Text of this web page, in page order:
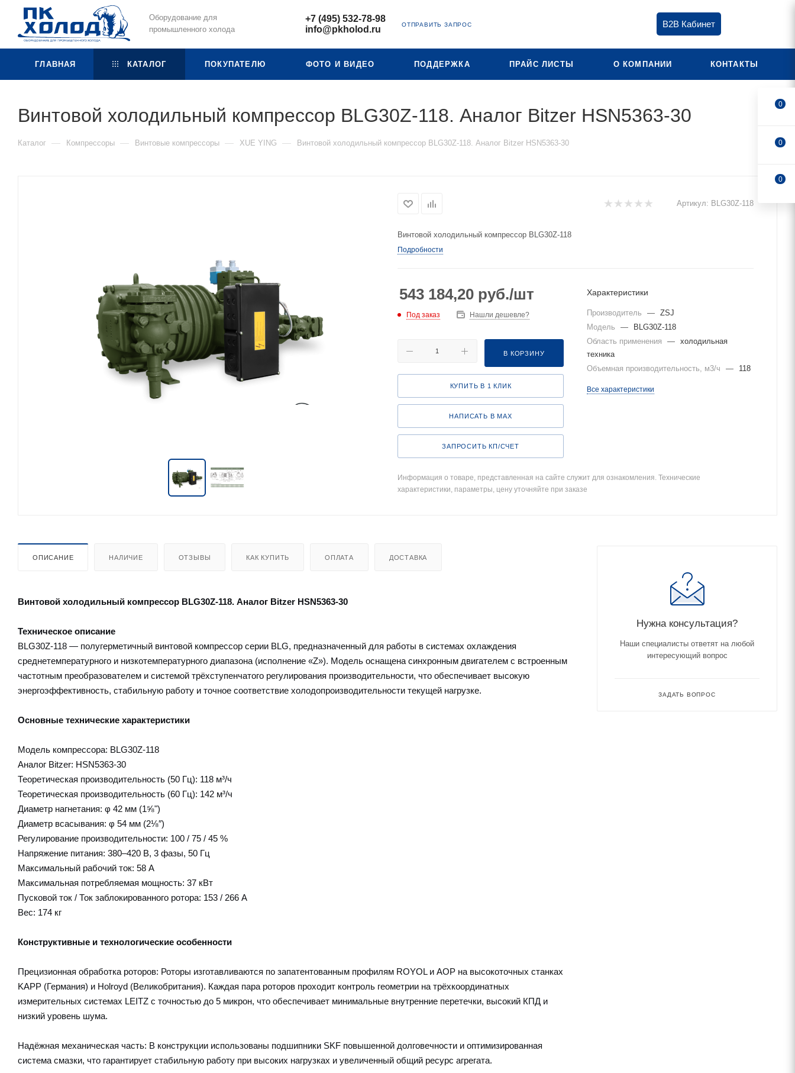
Оборудование для
промышленного холода
+7 (495) 532-78-98
info@pkholod.ru
ОТПРАВИТЬ ЗАПРОС B2B Кабинет
ГЛАВНАЯ КАТАЛОГ ПОКУПАТЕЛЮ ФОТО И ВИДЕО ПОДДЕРЖКА ПРАЙС ЛИСТЫ О КОМПАНИИ КОНТАКТЫ
Винтовой холодильный компрессор BLG30Z-118. Аналог Bitzer HSN5363-30
Каталог — Компрессоры — Винтовые компрессоры — XUE YING — Винтовой холодильный компрессор BLG30Z-118. Аналог Bitzer HSN5363-30
Артикул: BLG30Z-118
Винтовой холодильный компрессор BLG30Z-118
Подробности
543 184,20 руб./шт
Под заказ Нашли дешевле?
В КОРЗИНУ
КУПИТЬ В 1 КЛИК
НАПИСАТЬ В MAX
ЗАПРОСИТЬ КП/СЧЕТ
Характеристики
Производитель — ZSJ
Модель
—
BLG30Z-118
Область применения
— холодильная
техника
Объемная производительность, м3/ч
— 118
Все характеристики
Информация о товаре, представленная на сайте служит для ознакомления. Технические
характеристики, параметры, цену уточняйте при заказе
ОПИСАНИЕ НАЛИЧИЕ ОТЗЫВЫ КАК КУПИТЬ ОПЛАТА ДОСТАВКА
Винтовой холодильный компрессор BLG30Z-118. Аналог Bitzer HSN5363-30
Техническое описание
BLG30Z-118 — полугерметичный винтовой компрессор серии BLG, предназначенный для работы в системах охлаждения
среднетемпературного и низкотемпературного диапазона (исполнение «Z»). Модель оснащена синхронным двигателем с встроенным
частотным преобразователем и системой трёхступенчатого регулирования производительности, что обеспечивает высокую
энергоэффективность, стабильную работу и точное соответствие холодопроизводительности текущей нагрузке.
Основные технические характеристики
Модель компрессора: BLG30Z-118
Аналог Bitzer: HSN5363-30
Теоретическая производительность (50 Гц): 118 м³/ч
Теоретическая производительность (60 Гц): 142 м³/ч
Диаметр нагнетания: φ 42 мм (1⅝")
Диаметр всасывания: φ 54 мм (2⅛″)
Регулирование производительности: 100 / 75 / 45 %
Напряжение питания: 380–420 В, 3 фазы, 50 Гц
Максимальный рабочий ток: 58 А
Максимальная потребляемая мощность: 37 кВт
Пусковой ток / Ток заблокированного ротора: 153 / 266 А
Вес: 174 кг
Конструктивные и технологические особенности
Прецизионная обработка роторов: Роторы изготавливаются по запатентованным профилям ROYOL и AOP на высокоточных станках
KAPP (Германия) и Holroyd (Великобритания). Каждая пара роторов проходит контроль геометрии на трёхкоординатных
измерительных системах LEITZ с точностью до 5 микрон, что обеспечивает минимальные внутренние перетечки, высокий КПД и
низкий уровень шума.
Надёжная механическая часть: В конструкции использованы подшипники SKF повышенной долговечности и оптимизированная
система смазки, что гарантирует стабильную работу при высоких нагрузках и увеличенный общий ресурс агрегата.
Нужна консультация?
Наши специалисты ответят на любой
интересующий вопрос
ЗАДАТЬ ВОПРОС
0
0
0